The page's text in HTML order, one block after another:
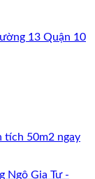
13 Quận 10
tích 50m2 ngay